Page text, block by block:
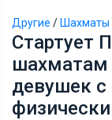
Другие / Шахматы
Стартует
шахматам
девушек